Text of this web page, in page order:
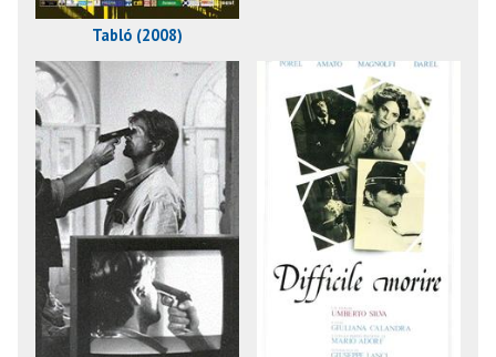
Tabló (2008)